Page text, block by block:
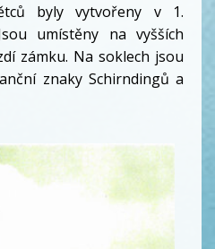
byly vytvořeny v 1.
umístěny na vyšších
zámku. Na soklech jsou
znaky Schirndingů a